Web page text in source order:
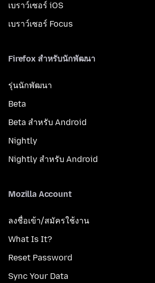
เบราว์เซอร์ iOS
เบราว์เซอร์ Focus
Firefox สำหรับนักพัฒนา
รุ่นนักพัฒนา
Beta
Beta สำหรับ Android
Nightly
Nightly สำหรับ Android
Mozilla Account
ลงชื่อเข้า/สมัครใช้งาน
What Is It?
Reset Password
Sync Your Data